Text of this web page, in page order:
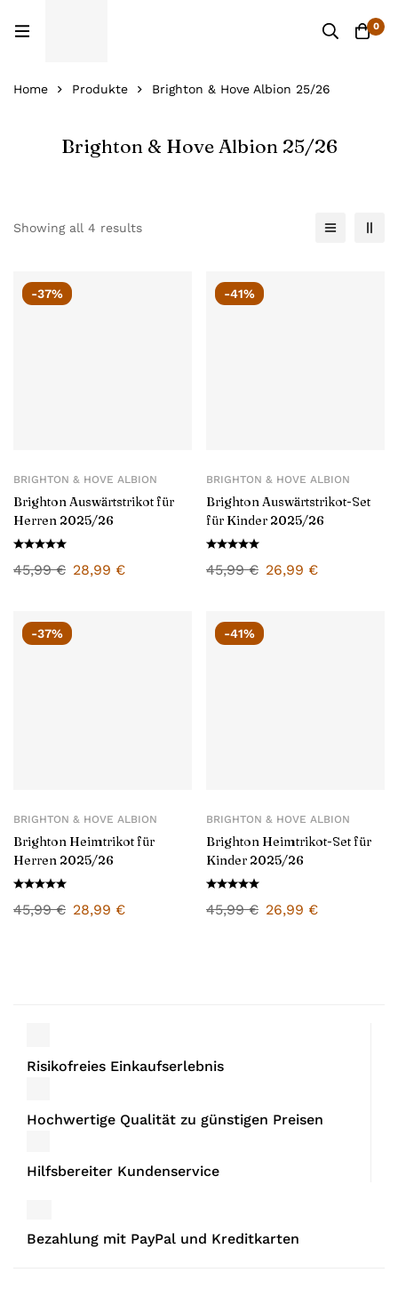
0
Home Produkte Brighton & Hove Albion 25/26
Brighton & Hove Albion 25/26
Showing all 4 results
-37%
BRIGHTON & HOVE ALBION
Brighton Auswärtstrikot für
Herren 2025/26
45,99€ 28,99 €
-41%
BRIGHTON & HOVE ALBION
Brighton Auswärtstrikot-Set
für Kinder 2025/26
45,99€ 26,99 €
-37%
BRIGHTON & HOVE ALBION
Brighton Heimtrikot für
Herren 2025/26
45,99€ 28,99 €
-41%
BRIGHTON & HOVE ALBION
Brighton Heimtrikot-Set für
Kinder 2025/26
45,99€ 26,99 €
Risikofreies Einkaufserlebnis
Hochwertige Qualität zu günstigen Preisen
Hilfsbereiter Kundenservice
Bezahlung mit PayPal und Kreditkarten